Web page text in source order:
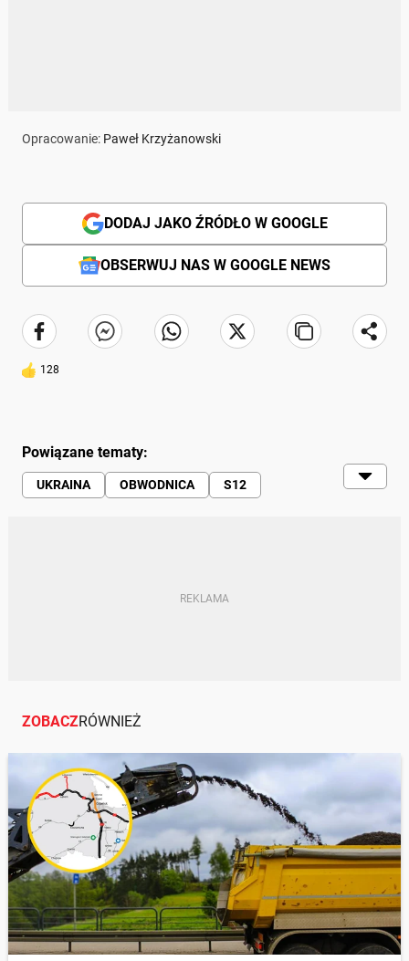
Opracowanie: Paweł Krzyżanowski
DODAJ JAKO ŹRÓDŁO W GOOGLE
OBSERWUJ NAS W GOOGLE NEWS
128
Powiązane tematy:
UKRAINA OBWODNICA
S12
ZOBACZRÓWNIEŻ